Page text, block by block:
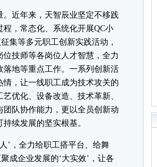
近年来，天智辰业坚定不移践
，常态化、系统化开展QC小
集等多元职工创新实践活动，
技师等各岗位人才智慧，全力
地等重点工作。一系列创新活
，让一线职工成为技术攻关的
优化、设备改造、技术革新、
队协作能力，更以全员创新动
续发展的坚实根基。
’，全力给职工搭平台、给舞
成企业发展的‘大实效’，让各